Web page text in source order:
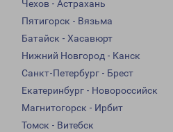
Чехов - Астрахань
Пятигорск - Вязьма
Батайск - Хасавюрт
Нижний Новгород - Канск
Санкт-Петербург - Брест
Екатеринбург - Новороссийск
Магнитогорск - Ирбит
Томск - Витебск